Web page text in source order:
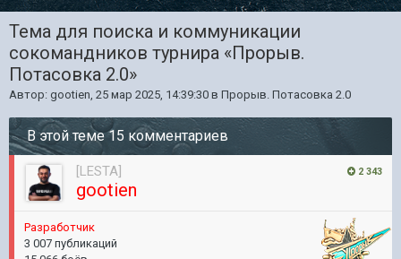
Тема для поиска и коммуникации
сокомандников турнира «Прорыв.
Потасовка 2.0»
Автор: gootien, 25 мар 2025, 14:39:30 в Прорыв. Потасовка 2.0
В этой теме 15 комментариев
2 343
[LESTA]
gootien
Pазработчик
3 007 публикаций